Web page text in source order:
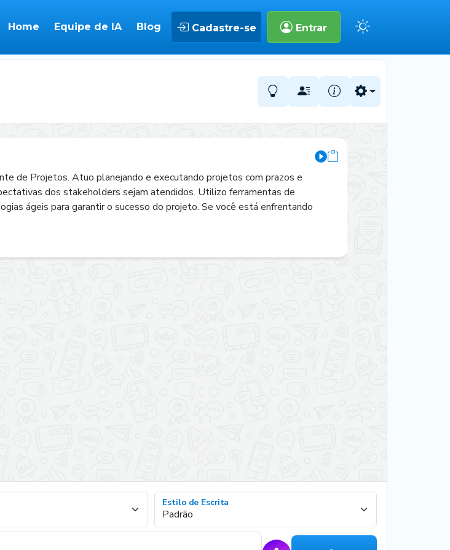
Home Equipe de IA Blog Cadastre-se Entrar
de Projetos. Atuo planejando e executando projetos com prazos e
dos stakeholders sejam atendidos. Utilizo ferramentas de
ágeis para garantir o sucesso do projeto. Se você está enfrentando
Estilo de Escrita